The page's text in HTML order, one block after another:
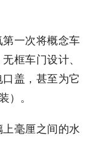
一次将概念车
框车门设计、
盖，甚至为它
）。
毫厘之间的水